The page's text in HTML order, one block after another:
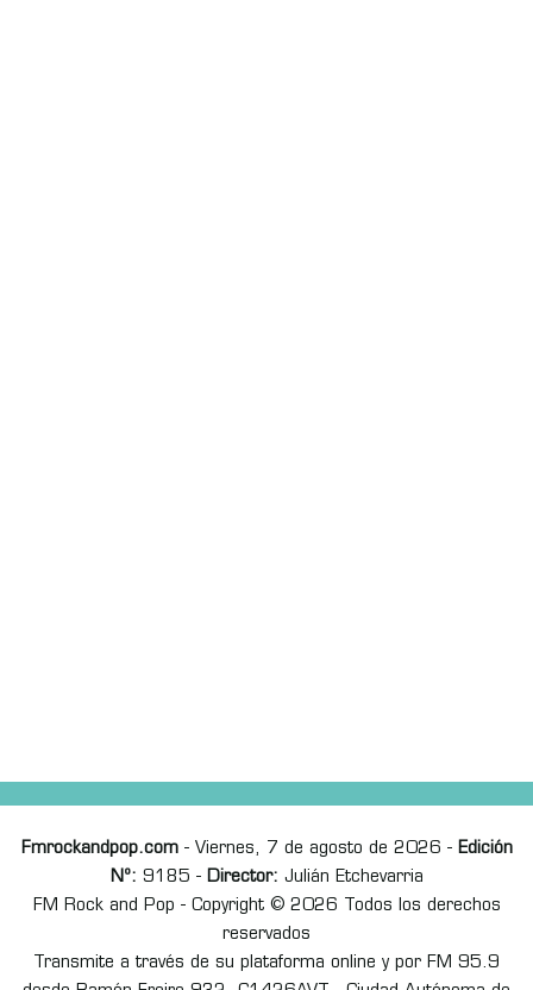
Fmrockandpop.com- Viernes, 7 de agosto de 2026 - Edición
Nº: 9185 - Director: Julián Etchevarria
FM Rock and Pop - Copyright © 2026 Todos los derechos
reservados
Transmite a través de su plataforma online y por FM 95.9